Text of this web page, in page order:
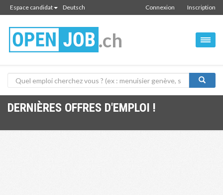
Espace candidat Deutsch Inscription
Connexion
.ch
DERNIÈRES OFFRES D'EMPLOI !